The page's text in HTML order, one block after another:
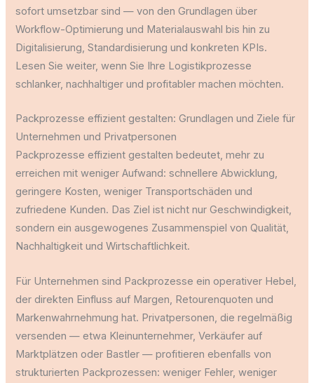
sofort umsetzbar sind — von den Grundlagen über
Workflow-Optimierung und Materialauswahl bis hin zu
Digitalisierung, Standardisierung und konkreten KPIs.
Lesen Sie weiter, wenn Sie Ihre Logistikprozesse
schlanker, nachhaltiger und profitabler machen möchten.
Packprozesse effizient gestalten: Grundlagen und Ziele für
Unternehmen und Privatpersonen
Packprozesse effizient gestalten bedeutet, mehr zu
erreichen mit weniger Aufwand: schnellere Abwicklung,
geringere Kosten, weniger Transportschäden und
zufriedene Kunden. Das Ziel ist nicht nur Geschwindigkeit,
sondern ein ausgewogenes Zusammenspiel von Qualität,
Nachhaltigkeit und Wirtschaftlichkeit.
Für Unternehmen sind Packprozesse ein operativer Hebel,
der direkten Einfluss auf Margen, Retourenquoten und
Markenwahrnehmung hat. Privatpersonen, die regelmäßig
versenden — etwa Kleinunternehmer, Verkäufer auf
Marktplätzen oder Bastler — profitieren ebenfalls von
strukturierten Packprozessen: weniger Fehler, weniger